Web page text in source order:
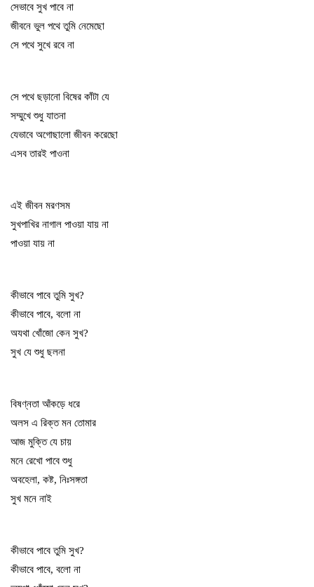
সেভাবে সুখ পাবে না
জীবনে ভুল পথে তুমি নেমেছো
সে পথে সুখে রবে না
সে পথে ছড়ানো বিষের কাঁটা যে
সম্মুখে শুধু যাতনা
যেভাবে অগোছালো জীবন করেছো
এসব তারই পাওনা
এই জীবন মরণসম
সুখপাখির নাগাল পাওয়া যায় না
পাওয়া যায় না
কীভাবে পাবে তুমি সুখ?
কীভাবে পাবে, বলো না
অযথা খোঁজো কেন সুখ?
সুখ যে শুধু ছলনা
বিষণ্নতা আঁকড়ে ধরে
অলস এ রিক্ত মন তোমার
আজ মুক্তি যে চায়
মনে রেখো পাবে শুধু
অবহেলা, কষ্ট, নিঃসঙ্গতা
সুখ মনে নাই
কীভাবে পাবে তুমি সুখ?
কীভাবে পাবে, বলো না